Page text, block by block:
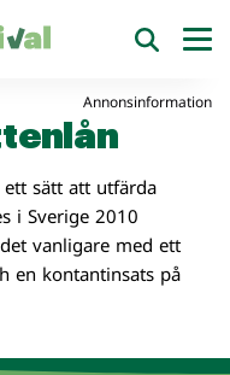
Annonsinformation
sätt att utfärda
i Sverige 2010
vanligare med ett
en kontantinsats på